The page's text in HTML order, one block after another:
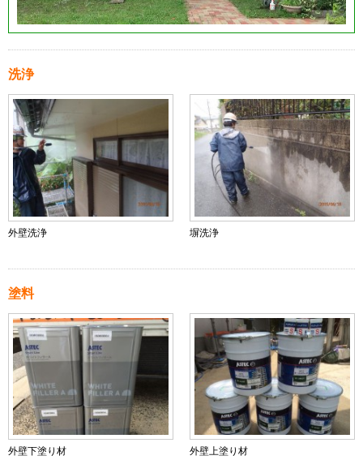
洗浄
外壁洗浄 塀洗浄
塗料
外壁下塗り材 外壁上塗り材